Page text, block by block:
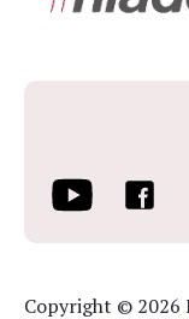
Copyright © 2026